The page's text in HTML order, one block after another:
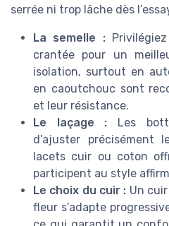
serrée ni trop lâche dès
La semelle :
crantée pour un
isolation, surtout en
en caoutchouc sont
et leur résistance.
Le laçage : Les
d’ajuster précisément
lacets cuir ou coton
participent au style
Le choix du cuir : Un
fleur s’adapte